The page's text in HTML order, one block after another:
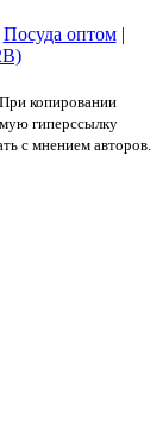
Посуда оптом|
копировании
гиперссылку
с мнением авторов.